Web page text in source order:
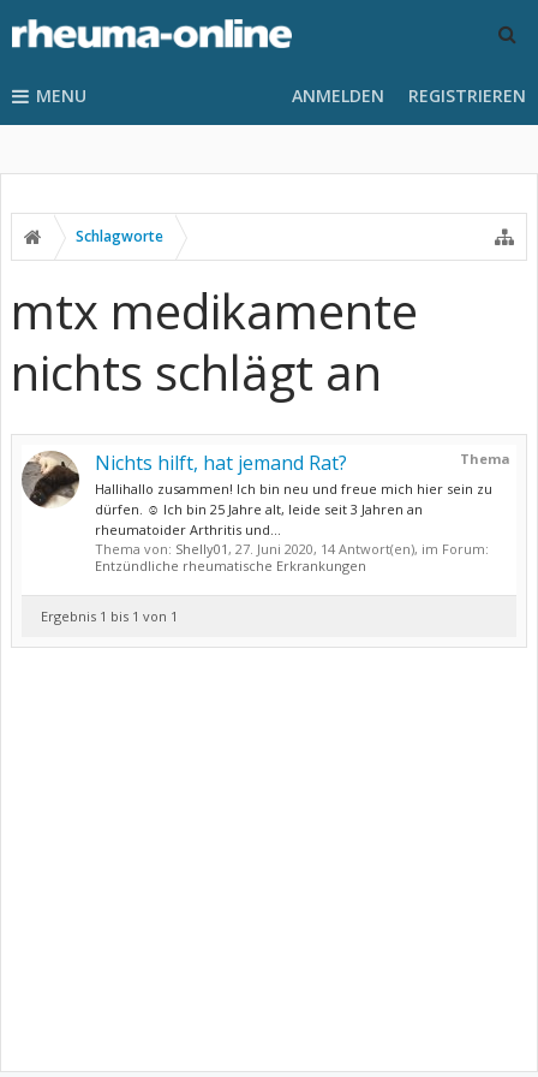
MENU ANMELDEN REGISTRIEREN
Schlagworte
mtx medikamente
nichts schlägt an
Thema
Nichts hilft, hat jemand Rat?
Hallihallo zusammen! Ich bin neu und freue mich hier sein zu
dürfen. ☺️ Ich bin 25 Jahre alt, leide seit 3 Jahren an
rheumatoider Arthritis und...
Thema von: Shelly01, 27. Juni 2020, 14 Antwort(en), im Forum:
Entzündliche rheumatische Erkrankungen
Ergebnis 1 bis 1 von 1